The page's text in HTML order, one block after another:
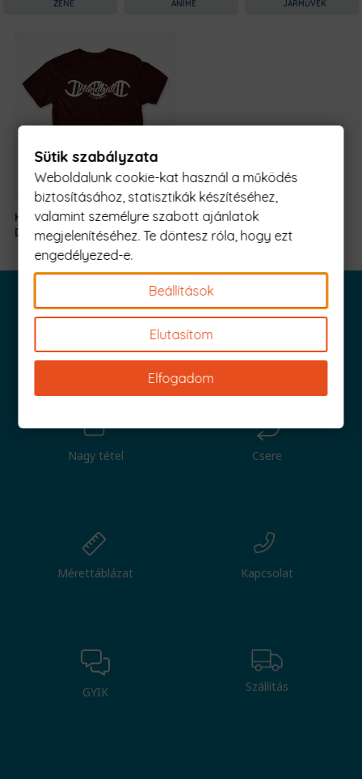
ZENE ANIME JÁRMŰVEK
Handball in my
DNA
5990 Ft-
tól
Iratkozz fel és küldjük is az 1000 Ft értékű kuponod!
Nagy tétel Csere
Mérettáblázat Kapcsolat
GYIK Szállítás
Sütik szabályzata
Weboldalunk cookie-kat használ a működés
biztosításához, statisztikák készítéséhez,
valamint személyre szabott ajánlatok
megjelenítéséhez. Te döntesz róla, hogy ezt
engedélyezed-e.
Beállítások
Elutasítom
Elfogadom